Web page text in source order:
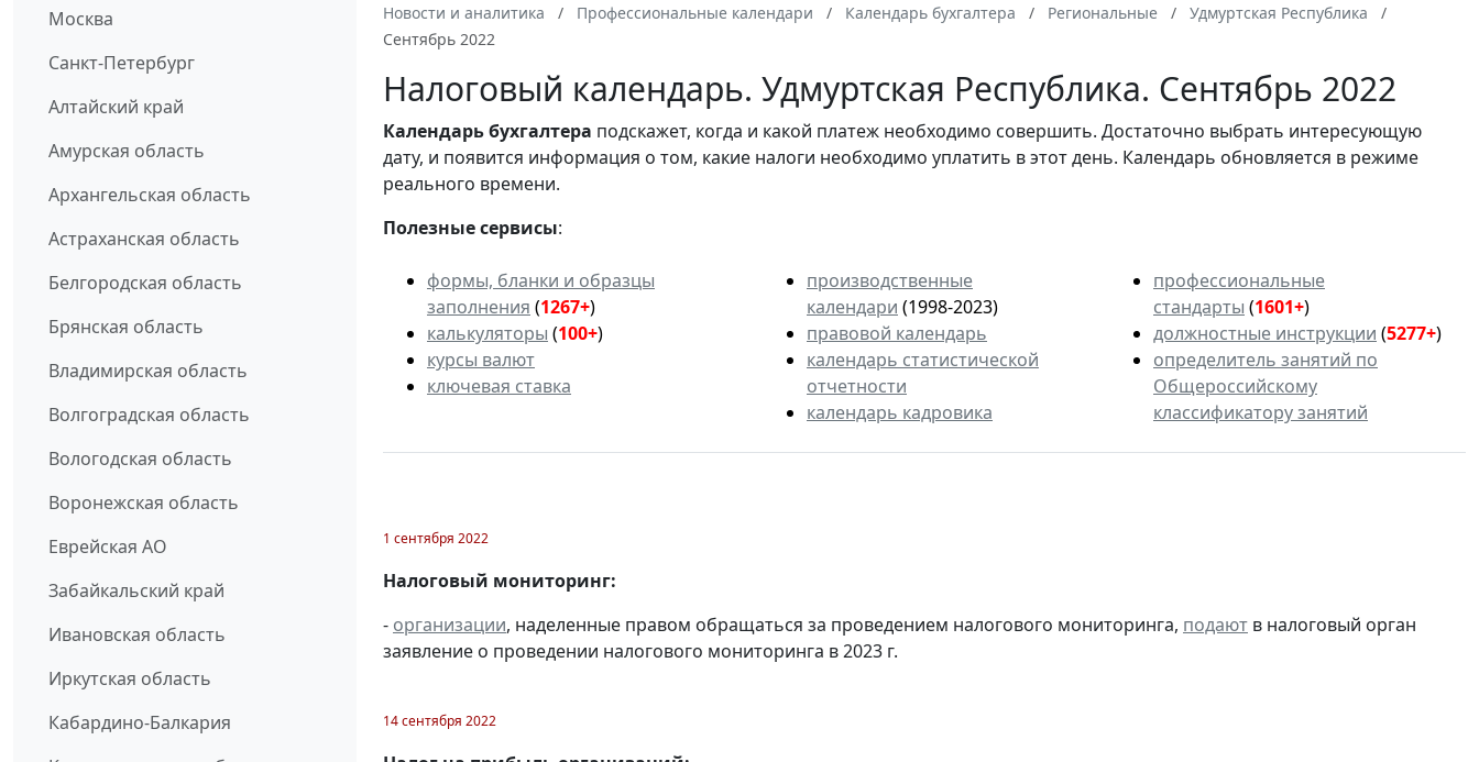
Москва
Санкт-Петербург
Алтайский край
Амурская область
Архангельская область
Астраханская область
Белгородская область
Брянская область
Владимирская область
Волгоградская область
Вологодская область
Воронежская область
Еврейская АО
Забайкальский край
Ивановская область
Иркутская область
Кабардино-Балкария
Новости и аналитика Профессиональные календари Календарь бухгалтера Региональные
Удмуртская Республика
Сентябрь 2022
Налоговый календарь. Удмуртская Республика. Сентябрь 2022
Календарьбухгалтера подскажет, когда и какой платеж необходимо совершить. Достаточно выбрать интересующую
дату, и появится информация о том, какие налоги необходимо уплатить в этот день. Календарь обновляется в режиме
реального времени.
Полезные сервисы:
формы, бланки и образцы
заполнения (1267+)
калькуляторы (100+)
курсы валют
ключевая ставка
производственные
календари (1998-2023)
правовой календарь
календарь статистической
отчетности
календарь кадровика
профессиональные
стандарты (1601+)
должностные инструкции (5277+)
определитель занятий по
Общероссийскому
классификатору занятий
1 сентября 2022
Налоговый мониторинг:
- организации, наделенные правом обращаться за проведением налогового мониторинга, подают в налоговый орган
заявление о проведении налогового мониторинга в 2023 г.
14 сентября 2022